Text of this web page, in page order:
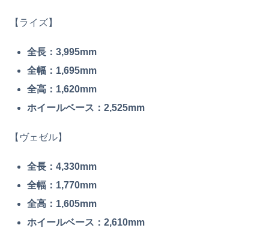
【ライズ】
全長：3,995mm
全幅：1,695mm
全高：1,620mm
ホイールベース：2,525mm
【ヴェゼル】
全長：4,330mm
全幅：1,770mm
全高：1,605mm
ホイールベース：2,610mm